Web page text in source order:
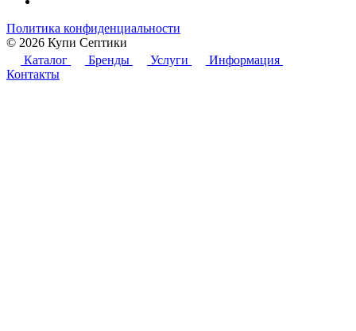
Политика конфиденциальности
© 2026 Купи Септики
Каталог
Бренды Услуги
Информация
Контакты